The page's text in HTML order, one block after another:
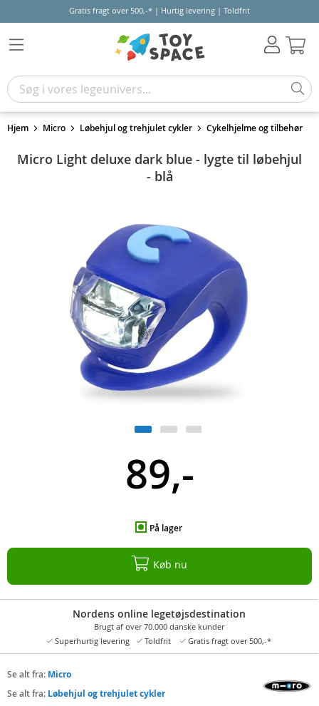
Gratis fragt over 500,-* | Hurtig levering | Toldfrit
Hjem Micro Løbehjul og trehjulet cykler Cykelhjelme og tilbehør
Micro Light deluxe dark blue - lygte til løbehjul
- blå
89,-
På lager
Køb nu
Nordens online legetøjsdestination
Brugt af over 70.000 danske kunder
Superhurtig levering
Toldfrit Gratis fragt over 500,-*
Se alt fra: Micro
Se alt fra: Løbehjul og trehjulet cykler